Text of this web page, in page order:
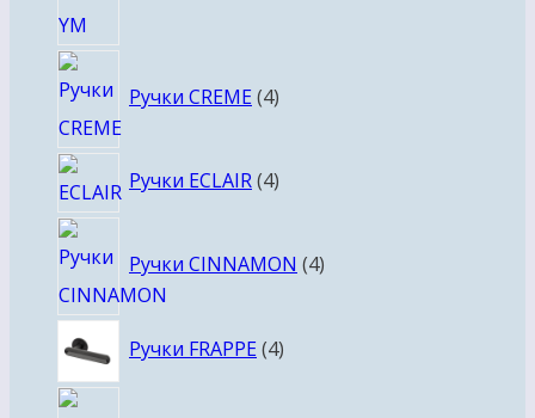
Ручки CREME 4товара
Ручки ECLAIR 44
Ручки CINNAMON 4товара
Ручки FRAPPE 44